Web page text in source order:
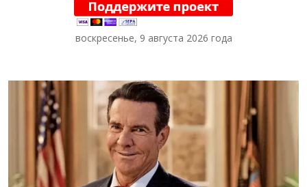
воскресенье, 9 августа 2026 года